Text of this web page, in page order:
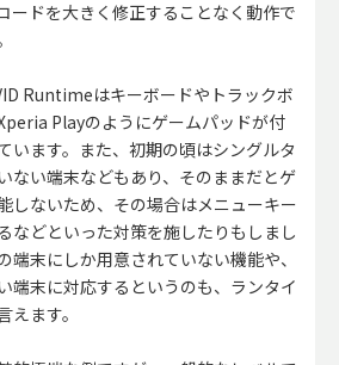
ードを大きく修正することなく動作で
Runtimeはキーボードやトラックボ
Playのようにゲームパッドが付
います。また、初期の頃はシングルタ
ない端末などもあり、そのままだとゲ
しないため、その場合はメニューキー
などといった対策を施したりもしまし
端末にしか用意されていない機能や、
端末に対応するというのも、ランタイ
ます。